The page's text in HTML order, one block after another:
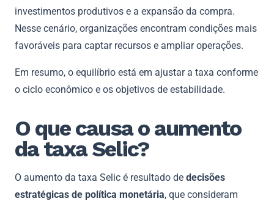
investimentos produtivos e a expansão da compra.
Nesse cenário, organizações encontram condições mais
favoráveis para captar recursos e ampliar operações.
Em resumo, o equilíbrio está em ajustar a taxa conforme
o ciclo econômico e os objetivos de estabilidade.
O que causa o aumento
da taxa Selic?
O aumento da taxa Selic é resultado de decisões
estratégicas de política monetária, que consideram